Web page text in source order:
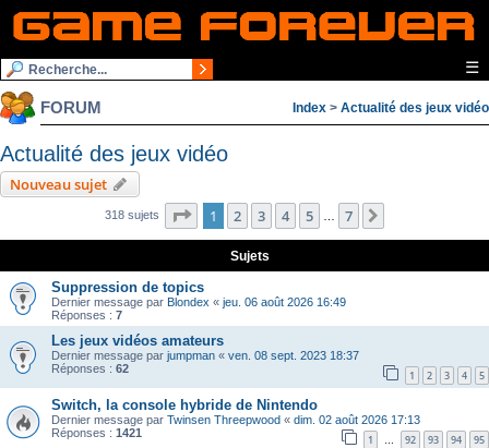
☰
FORUM Index > Actualité des jeux vidéo
Actualité des jeux vidéo
Nouveau sujet
318 sujets Page 1sur7
1 2 3 4 5 … 7
Sujets
Suppression de topics
Dernier message par Blondex « jeu. 06 août 2026 16:49
Réponses : 7
Les jeux vidéos amateurs
Dernier message par jumpman « ven. 08 sept. 2023 18:37
Réponses : 62 1 2 3 4 5
Switch, la console hybride de Nintendo
Dernier message par Twinsen Threepwood « dim. 02 août 2026 17:13
Réponses : 1421 1 … 92 93 94 95